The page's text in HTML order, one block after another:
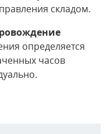
складом.
определяется
часов